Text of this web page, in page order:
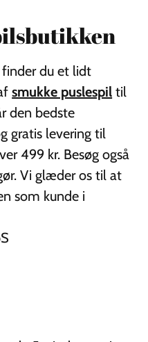
finder du et lidt
smukke puslespil til
den bedste
gratis levering til
499 kr. Besøg også
Vi glæder os til at
som kunde i